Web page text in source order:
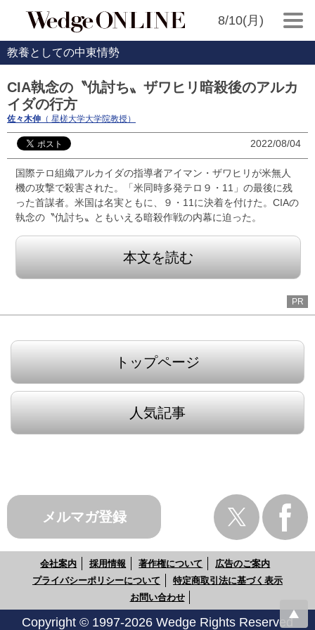
8/10(月)
教養としての中東情勢
CIA執念の〝仇討ち〟ザワヒリ暗殺後のアルカ
イダの行方
佐々木伸 （ 星槎大学大学院教授）
2022/08/04
国際テロ組織アルカイダの指導者アイマン・ザワヒリが米無人
機の攻撃で殺害された。「米同時多発テロ９・11」の最後に残
った首謀者。米国は名実ともに、９・11に決着を付けた。CIAの
執念の〝仇討ち〟ともいえる暗殺作戦の内幕に迫った。
本文を読む
PR
トップページ
人気記事
メルマガ登録
会社案内 採用情報 著作権について
広告のご案内
プライバシーポリシーについて
特定商取引法に基づく表示
お問い合わせ
Copyright © 1997-2026 Wedge Rights Reserved